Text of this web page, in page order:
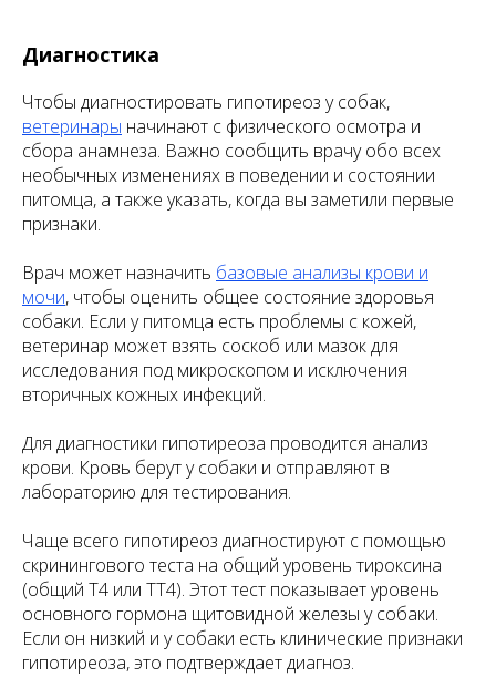
Диагностика
Чтобы диагностировать гипотиреоз у собак,
ветеринары начинают с физического осмотра и
сбора анамнеза. Важно сообщить врачу обо всех
необычных изменениях в поведении и состоянии
питомца, а также указать, когда вы заметили первые
признаки.
Врач может назначить базовые анализы крови и
мочи, чтобы оценить общее состояние здоровья
собаки. Если у питомца есть проблемы с кожей,
ветеринар может взять соскоб или мазок для
исследования под микроскопом и исключения
вторичных кожных инфекций.
Для диагностики гипотиреоза проводится анализ
крови. Кровь берут у собаки и отправляют в
лабораторию для тестирования.
Чаще всего гипотиреоз диагностируют с помощью
скринингового теста на общий уровень тироксина
(общий Т4 или ТТ4). Этот тест показывает уровень
основного гормона щитовидной железы у собаки.
Если он низкий и у собаки есть клинические признаки
гипотиреоза, это подтверждает диагноз.